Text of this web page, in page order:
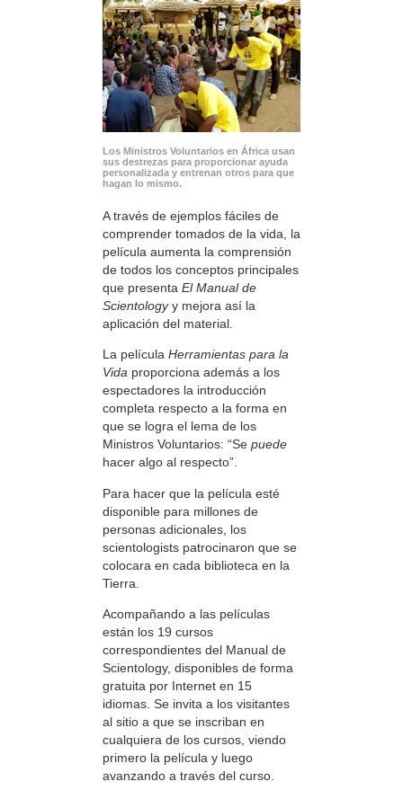
Los Ministros Voluntarios en África usan
sus destrezas para proporcionar ayuda
personalizada y entrenan otros para que
hagan lo mismo.
A través de ejemplos fáciles de
comprender tomados de la vida, la
película aumenta la comprensión
de todos los conceptos principales
que presenta El Manual de
Scientologyy mejora así la
aplicación del material.
La película Herramientas para la
Vida proporciona además a los
espectadores la introducción
completa respecto a la forma en
que se logra el lema de los
Ministros Voluntarios: “Se puede
hacer algo al respecto”.
Para hacer que la película esté
disponible para millones de
personas adicionales, los
scientologists patrocinaron que se
colocara en cada biblioteca en la
Tierra.
Acompañando a las películas
están los 19 cursos
correspondientes del Manual de
Scientology, disponibles de forma
gratuita por Internet en 15
idiomas. Se invita a los visitantes
al sitio a que se inscriban en
cualquiera de los cursos, viendo
primero la película y luego
avanzando a través del curso.